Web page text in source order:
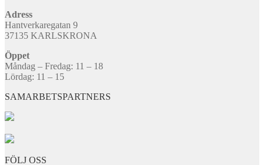
Adress
Hantverkaregatan 9
37135 KARLSKRONA
Öppet
Måndag – Fredag: 11 – 18
Lördag: 11 – 15
SAMARBETSPARTNERS
FÖLJ OSS